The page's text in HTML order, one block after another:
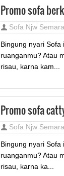
Promo sofa
Sofa Njw
Bingung nyari
ruanganmu? Atau
risau, karna kam...
Promo sofa
Sofa Njw
Bingung nyari
ruanganmu? Atau
risau, karna ka...